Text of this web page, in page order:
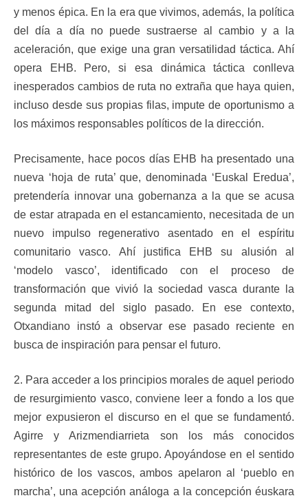
y menos épica. En la era que vivimos, además, la política
del día a día no puede sustraerse al cambio y a la
aceleración, que exige una gran versatilidad táctica. Ahí
opera EHB. Pero, si esa dinámica táctica conlleva
inesperados cambios de ruta no extraña que haya quien,
incluso desde sus propias filas, impute de oportunismo a
los máximos responsables políticos de la dirección.
Precisamente, hace pocos días EHB ha presentado una
nueva ‘hoja de ruta’ que, denominada ‘Euskal Eredua’,
pretendería innovar una gobernanza a la que se acusa
de estar atrapada en el estancamiento, necesitada de un
nuevo impulso regenerativo asentado en el espíritu
comunitario vasco. Ahí justifica EHB su alusión al
‘modelo vasco’, identificado con el proceso de
transformación que vivió la sociedad vasca durante la
segunda mitad del siglo pasado. En ese contexto,
Otxandiano instó a observar ese pasado reciente en
busca de inspiración para pensar el futuro.
2. Para acceder a los principios morales de aquel periodo
de resurgimiento vasco, conviene leer a fondo a los que
mejor expusieron el discurso en el que se fundamentó.
Agirre y Arizmendiarrieta son los más conocidos
representantes de este grupo. Apoyándose en el sentido
histórico de los vascos, ambos apelaron al ‘pueblo en
marcha’, una acepción análoga a la concepción éuskara